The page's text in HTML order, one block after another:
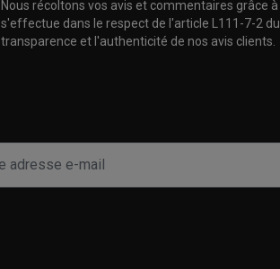
Nous récoltons vos avis et commentaires grâce
s'effectue dans le respect de l'article L111-7-2
transparence et l'authenticité de nos avis clients.